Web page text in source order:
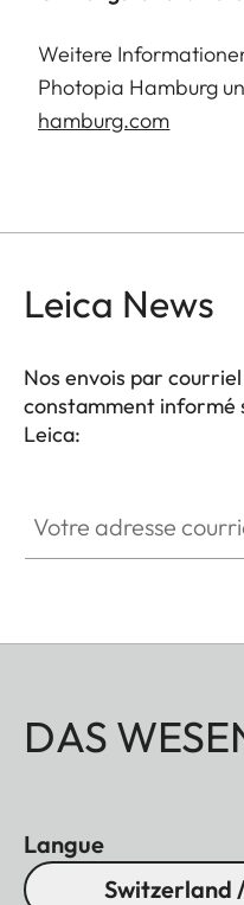
Weitere
Photopia Hamburg
hamburg.com
Leica News
Nos envois par
constamment informé
Leica:
DAS
Langue
Switzerland